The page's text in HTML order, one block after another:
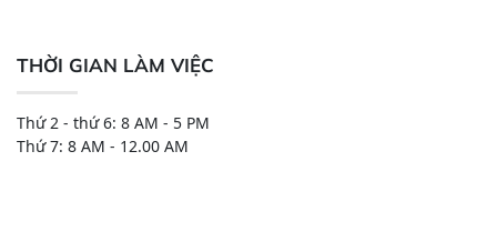
THỜI GIAN LÀM VIỆC
Thứ 2 - thứ 6: 8 AM - 5 PM
Thứ 7: 8 AM - 12.00 AM